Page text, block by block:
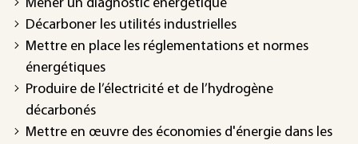
Mener un diagnostic énergétique
Décarboner les utilités industrielles
Mettre en place les réglementations et normes
énergétiques
Produire de l’électricité et de l’hydrogène
décarbonés
Mettre en œuvre des économies d'énergie dans les